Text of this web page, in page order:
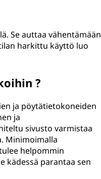
Se auttaa vähentämään
harkittu käyttö luo
?
ja pöytätietokoneiden
ja
sivusto varmistaa
Minimoimalla
helpommin
kädessä parantaa sen